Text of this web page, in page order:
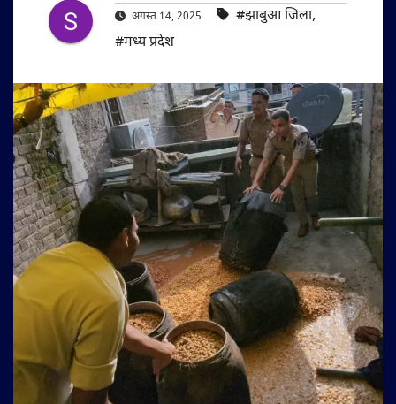
अगस्त 14, 2025 #झाबुआ जिला,
#मध्य प्रदेश